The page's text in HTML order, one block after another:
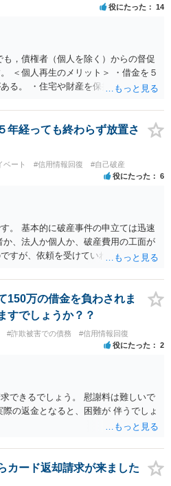
役にたった 14
，債権者（個人を除く）からの督促
＜個人再生のメリット＞ ・借金を５
る。 ・住宅や財産を保持できる（た
。 ＜自己破産のメリット＞ ・税金等
る必要がなくなる。 【②の回答】 ・個
事故情報（いわゆるブラックリス
年～１０年ほどは新たに借金をする
店舗を借りる際，保証会社の審査も
て契約する必要がある場合がありま
る必要はありません。 ・個人再生・
陥っている以上，事業継続は難しい
き終了後，新たに事業を行うことは
に，裁判所で手続きを進める際に官
三者に知られる可能性はゼロではあ
いる人はほとんどいないと思われる
います。なお，戸籍などに載るので
ますが，そのようなことはありませ
・借金が減額されるとはいえ，３年～
る。 ・所有している財産の価値が大
ある。 ＜自己破産のデメリット＞ ・
ては破産が認められない。 ・所有し
６０万円程度かと思います。 弁護
す。 なお，ご依頼後は借金を返済す
済に充てていた分を弁護士費用に充
】 手続上の注意点が多いため，ご自
年経っても終わらず放置さ
ベート #信用情報回復 #自己破産
役にたった 6
。 基本的に破産事件の申立ては迅速
、法人か個人か、破産費用の工面が
すが、依頼を受けていれば責任が発
結構です。 もし、新しく依頼をされ
認してみてください。 ①●月●日受任
えってくる。報告書作成しはじめる
判所に破産申立て など教えてくれる
も確保できている場合の例示なの
はまた変わります。）
150万の借金を負わされま
すでしょうか？？
#詐欺被害での債務 #信用情報回復
役にたった 2
できるでしょう。 慰謝料は難しいで
の返金となると、困難が 伴うでしょ
カード返却請求が来ました